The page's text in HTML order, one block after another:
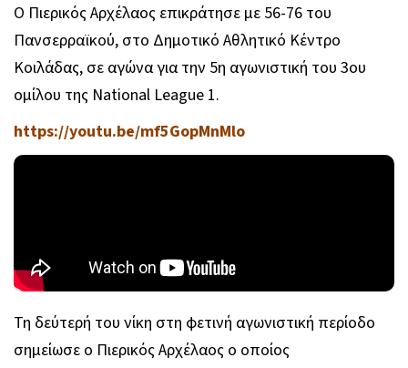
Ο Πιερικός Αρχέλαος επικράτησε με 56-76 του
Πανσερραϊκού, στο Δημοτικό Αθλητικό Κέντρο
Κοιλάδας, σε αγώνα για την 5η αγωνιστική του 3ου
ομίλου της National League 1.
https://youtu.be/mf5GopMnMlo
Τη δεύτερή του νίκη στη φετινή αγωνιστική περίοδο
σημείωσε ο Πιερικός Αρχέλαος ο οποίος